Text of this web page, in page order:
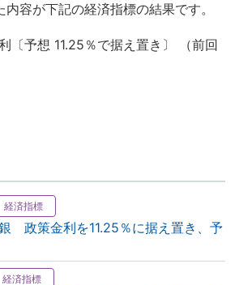
容が下記の経済指標の結果です。
〔予想 11.25％で据え置き〕 （前回
銀 政策金利を11.25％に据え置き、予